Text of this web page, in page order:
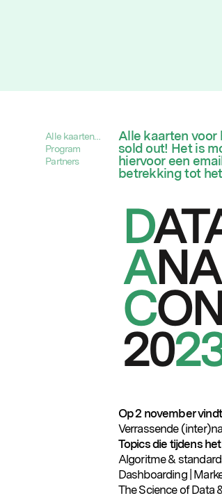
Alle kaarten
voor het Data
& Analytics
Program
Partners
Alle kaarten voor
sold out! Het is
hiervoor een
betrekking tot
Op 2 november
Verrassende
Topics die tijdens
Algoritme &
Dashboarding |
The Science of Data